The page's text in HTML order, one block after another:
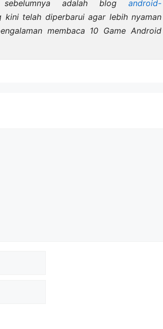
adalah blogandroid-
kini telah diperbarui agar lebih nyaman
membaca 10 Game Android